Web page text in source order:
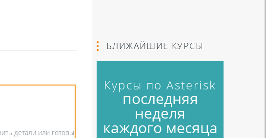
детали или готовы
БЛИЖАЙШИЕ КУРСЫ
Курсы по Asterisk
последняя
неделя
каждого месяца